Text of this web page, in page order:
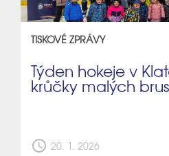
TISKOVÉ ZPRÁVY
Týden hokeje v
krůčky malých
schedule 20. 1. 2026